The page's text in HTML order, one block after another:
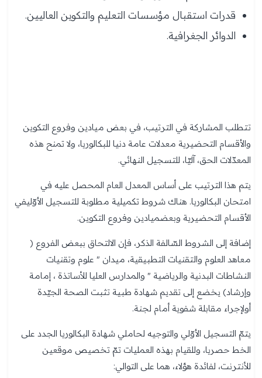
قدرات استقبال مؤسسات التعليم والتكوين العاليين.
الدوائر الجغرافية.
تتطلب المشاركة في الترتيب، في بعض ميادين وفروع التكوين
والأقسام التحضيرية معدلات عامة دنيا للبكالوريا، ولا تمنح هذه
المعدّلات الحق، آليّا، للتسجيل النهائي.
يتم هذا الترتيب على أساس المعدل العام المحصل عليه في
امتحان البكالوريا. هناك شروط تكميلية مطلوبة للتسجيل الأوّليفي
الأقسام التحضيرية وبعضميادين وفروع التكوين.
إضافة إلى الشروط السّالفة الذكر، فإن الالتحاق ببعض الفروع (
معاهد العلوم والتقنيات التطبيقية، ميدان " علوم وتقنيات
النشاطات البدنية والرياضية " والمدارس العليا للأساتذة ، إمامة
وإرشاد) يخضع إلى تقديم شهادة طبية تثبت الصحة الجيّدة
أولإجراء مقابلة شفوية أمام لجنة.
يتمّ التسجيل الأوّلي والتوجيه لحاملي شهادة البكالوريا الجدد على
الخط حصريا، وللقيام بهذه العمليات تمّ تخصيص موقعين
للأنترنت، لفائدة هؤلاء، هما على التوالي: